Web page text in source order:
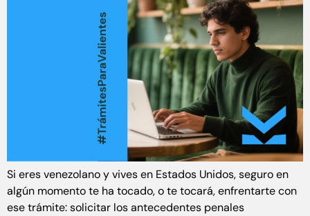
Si eres venezolano y vives en Estados Unidos, seguro en
algún momento te ha tocado, o te tocará, enfrentarte con
ese trámite: solicitar los antecedentes penales